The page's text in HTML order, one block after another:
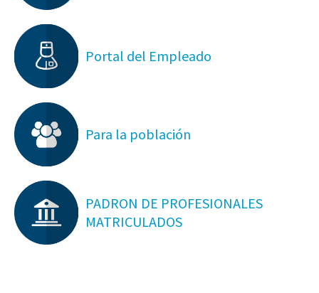
Portal del Empleado
Para la población
PADRON DE PROFESIONALES
MATRICULADOS